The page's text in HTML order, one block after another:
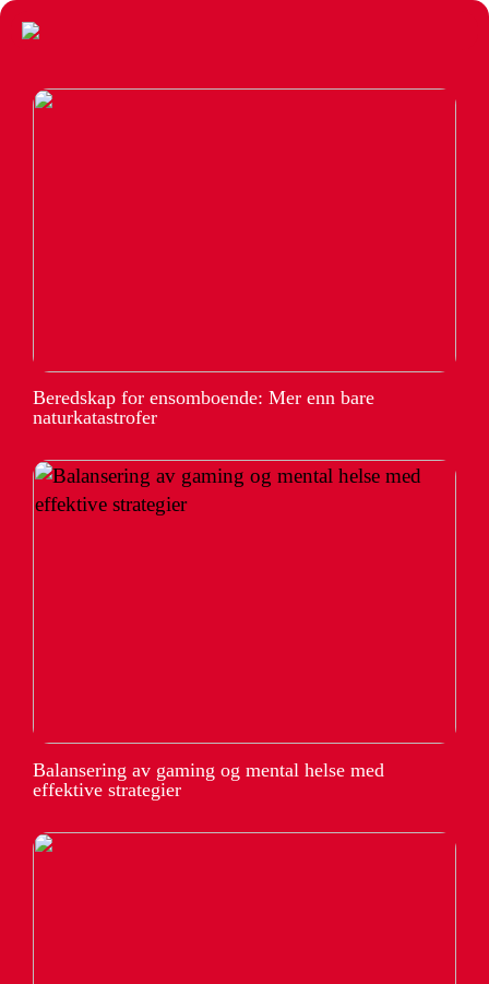
Beredskap for ensomboende: Mer enn bare
naturkatastrofer
Balansering av gaming og mental helse med
effektive strategier